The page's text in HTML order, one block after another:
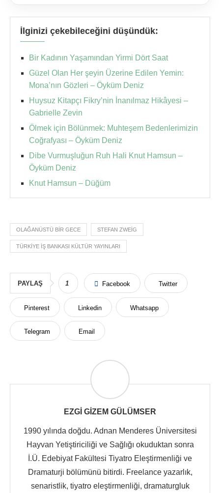
İlginizi çekebileceğini düşündük:
Bir Kadının Yaşamından Yirmi Dört Saat
Güzel Olan Her şeyin Üzerine Edilen Yemin:
Mona’nın Gözleri – Öyküm Deniz
Huysuz Kitapçı Fikry’nin İnanılmaz Hikâyesi –
Gabrielle Zevin
Ölmek için Bölünmek: Muhteşem Bedenlerimizin
Coğrafyası – Öyküm Deniz
Dibe Vurmuşluğun Ruh Hali Knut Hamsun –
Öyküm Deniz
Knut Hamsun – Düğüm
OLAĞANÜSTÜ BIR GECE STEFAN ZWEIG
TÜRKIYE IŞ BANKASI KÜLTÜR YAYINLARI
PAYLAŞ 1 Facebook Twitter
Pinterest Linkedin Whatsapp
Telegram Email
EZGI GIZEM GÜLÜMSER
1990 yılında doğdu. Adnan Menderes Üniversitesi
Hayvan Yetiştiriciliği ve Sağlığı okuduktan sonra
İ.Ü. Edebiyat Fakültesi Tiyatro Eleştirmenliği ve
Dramaturji bölümünü bitirdi. Freelance yazarlık,
senaristlik, tiyatro eleştirmenliği, dramaturgluk